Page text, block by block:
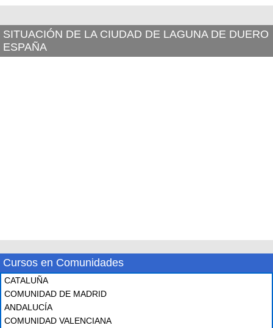
SITUACIÓN DE LA CIUDAD DE LAGUNA DE DUERO
ESPAÑA
Cursos en Comunidades
CATALUÑA
COMUNIDAD DE MADRID
ANDALUCÍA
COMUNIDAD VALENCIANA